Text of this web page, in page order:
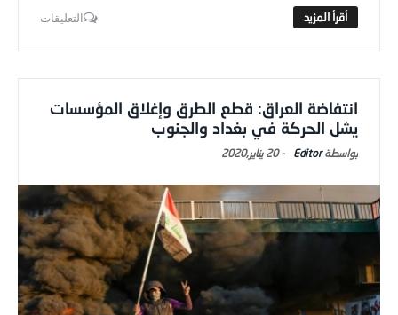
التعليقات
انتفاضة العراق: قطع الطرق وإغلاق المؤسسات
يشل الحركة في بغداد والجنوب
Editor
-20 يناير,2020